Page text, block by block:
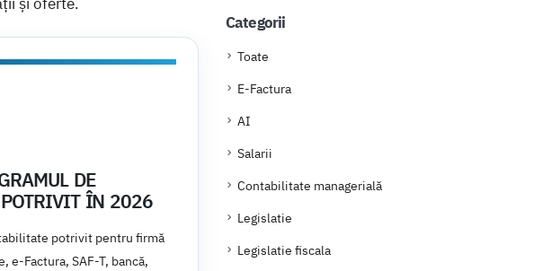
DE
ÎN 2026
potrivit pentru firmă
e-Factura, SAF-T, bancă,
Categorii
Toate
E-Factura
AI
Salarii
Contabilitate managerială
Legislatie
Legislatie fiscala